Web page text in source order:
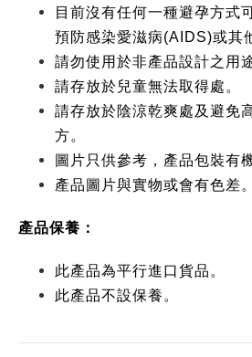
目前沒有任何一種避孕方式
預防感染愛滋病(AIDS)或其
請勿使用於非產品設計之用途
請存放於兒童無法取得處。
請存放於陰涼乾爽處及避免
方。
圖片只供參考，產品包裝有
產品圖片與實物或會有色差。
產品保養：
此產品為平行進口貨品。
此產品不設保養。